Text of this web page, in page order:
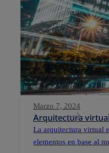
Marzo 7, 2024
Arquitectura
La arquitectura virtual
elementos en base al